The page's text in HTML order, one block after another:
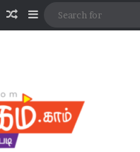
Log InRandom Article
Sidebar